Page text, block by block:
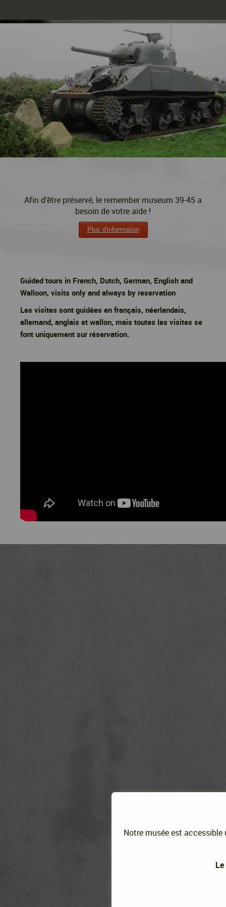
Afin d'être préservé, le remember museum 39-45 a
besoin de votre aide !
Plus d'information
Guided tours in French, Dutch, German, English and
Walloon, visits only and always by reservation
Les visites sont guidées en français, néerlandais,
allemand, anglais et wallon, mais toutes les visites se
font uniquement sur réservation.
Notre musée est